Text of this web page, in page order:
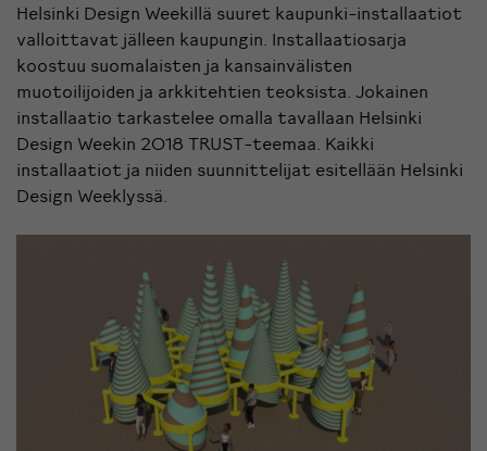
Helsinki Design Weekillä suuret kaupunki-installaatiot
valloittavat jälleen kaupungin. Installaatiosarja
koostuu suomalaisten ja kansainvälisten
muotoilijoiden ja arkkitehtien teoksista. Jokainen
installaatio tarkastelee omalla tavallaan Helsinki
Design Weekin 2018 TRUST-teemaa. Kaikki
installaatiot ja niiden suunnittelijat esitellään Helsinki
Design Weeklyssä.